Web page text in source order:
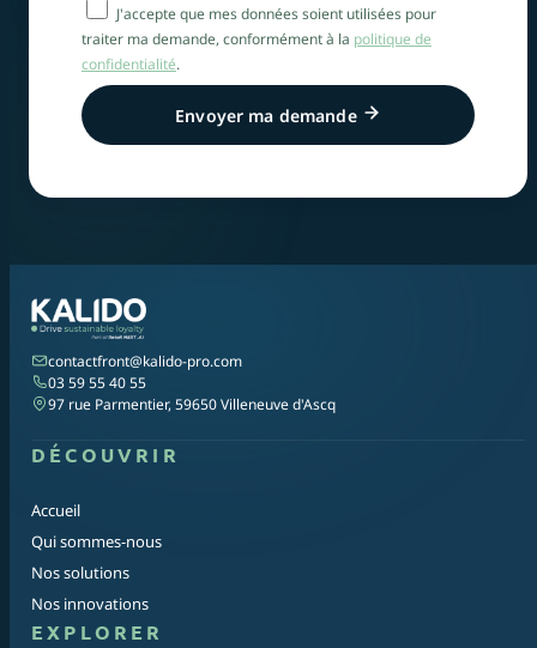
J'accepte que mes données soient utilisées pour
traiter ma demande, conformément à la politique de
confidentialité.
Envoyer ma demande
contactfront@kalido-pro.com
03 59 55 40 55
97 rue Parmentier, 59650 Villeneuve d'Ascq
DÉCOUVRIR
Accueil
Qui sommes-nous
Nos solutions
Nos innovations
EXPLORER